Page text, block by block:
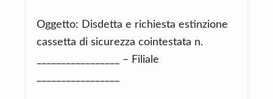
Oggetto: Disdetta e richiesta estinzione
cassetta di sicurezza cointestata n.
_________________ – Filiale